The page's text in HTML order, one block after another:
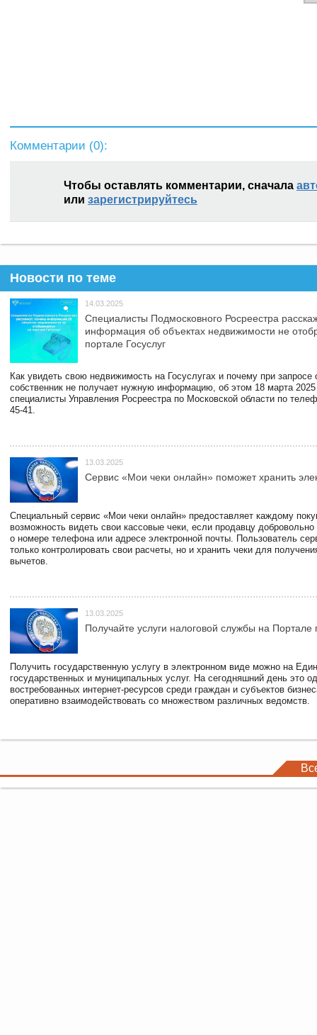
Комментарии (0):
Чтобы оставлять комментарии, сначала
или зарегистрируйтесь
Новости по теме
14.03.2025
Специалисты Подмосковного Росреестра
информация об объектах недвижимости не
портале Госуслуг
Как увидеть свою недвижимость на Госуслугах и почему при запросе
собственник не получает нужную информацию, об этом 18 марта 2025
специалисты Управления Росреестра по Московской области по
45-41.
13.03.2025
Сервис «Мои чеки онлайн» поможет хранить
Специальный сервис «Мои чеки онлайн» предоставляет каждому
возможность видеть свои кассовые чеки, если продавцу
о номере телефона или адресе электронной почты. Пользователь
только контролировать свои расчеты, но и хранить чеки для
вычетов.
13.03.2025
Получайте услуги налоговой службы на Портале
Получить государственную услугу в электронном виде можно на
государственных и муниципальных услуг. На сегодняшний день это
востребованных интернет-ресурсов среди граждан и субъектов
оперативно взаимодействовать со множеством различных ведомств.